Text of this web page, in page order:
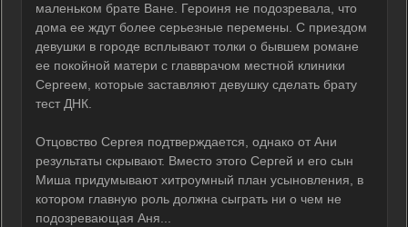
маленьком брате Ване. Героиня не подозревала, что
дома ее ждут более серьезные перемены. С приездом
девушки в городе всплывают толки о бывшем романе
ее покойной матери с главврачом местной клиники
Сергеем, которые заставляют девушку сделать брату
тест ДНК.
Отцовство Сергея подтверждается, однако от Ани
результаты скрывают. Вместо этого Сергей и его сын
Миша придумывают хитроумный план усыновления, в
котором главную роль должна сыграть ни о чем не
подозревающая Аня...